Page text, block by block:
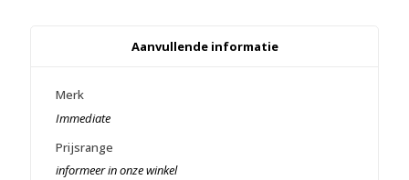
Aanvullende informatie
Merk
Immediate
Prijsrange
informeer in onze winkel